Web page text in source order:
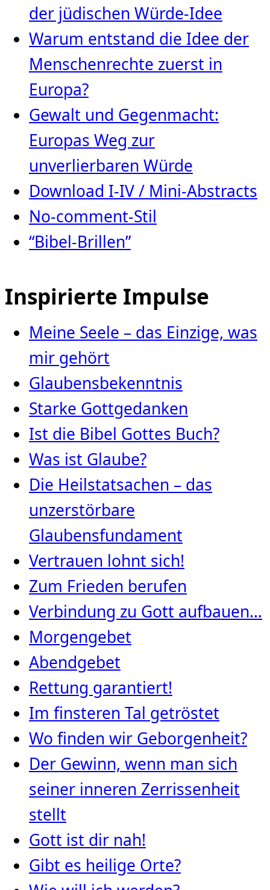
der jüdischen Würde‑Idee
Warum entstand die Idee der
Menschenrechte zuerst in
Europa?
Gewalt und Gegenmacht:
Europas Weg zur
unverlierbaren Würde
Download I-IV / Mini-Abstracts
No-comment-Stil
“Bibel-Brillen”
Inspirierte Impulse
Meine Seele – das Einzige, was
mir gehört
Glaubensbekenntnis
Starke Gottgedanken
Ist die Bibel Gottes Buch?
Was ist Glaube?
Die Heilstatsachen – das
unzerstörbare
Glaubensfundament
Vertrauen lohnt sich!
Zum Frieden berufen
Verbindung zu Gott aufbauen…
Morgengebet
Abendgebet
Rettung garantiert!
Im finsteren Tal getröstet
Wo finden wir Geborgenheit?
Der Gewinn, wenn man sich
seiner inneren Zerrissenheit
stellt
Gott ist dir nah!
Gibt es heilige Orte?